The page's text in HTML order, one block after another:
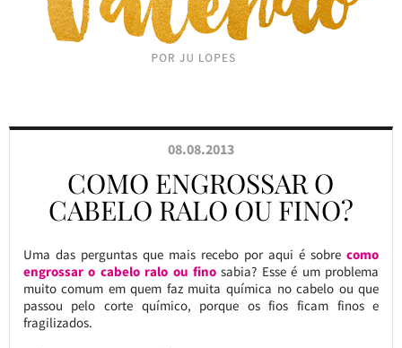
08.08.2013
COMO ENGROSSAR O
CABELO RALO OU FINO?
Uma das perguntas que mais recebo por aqui é sobrecomo
engrossar o cabelo ralo ou fino sabia? Esse é um problema
muito comum em quem faz muita química no cabelo ou que
passou pelo corte químico, porque os fios ficam finos e
fragilizados.